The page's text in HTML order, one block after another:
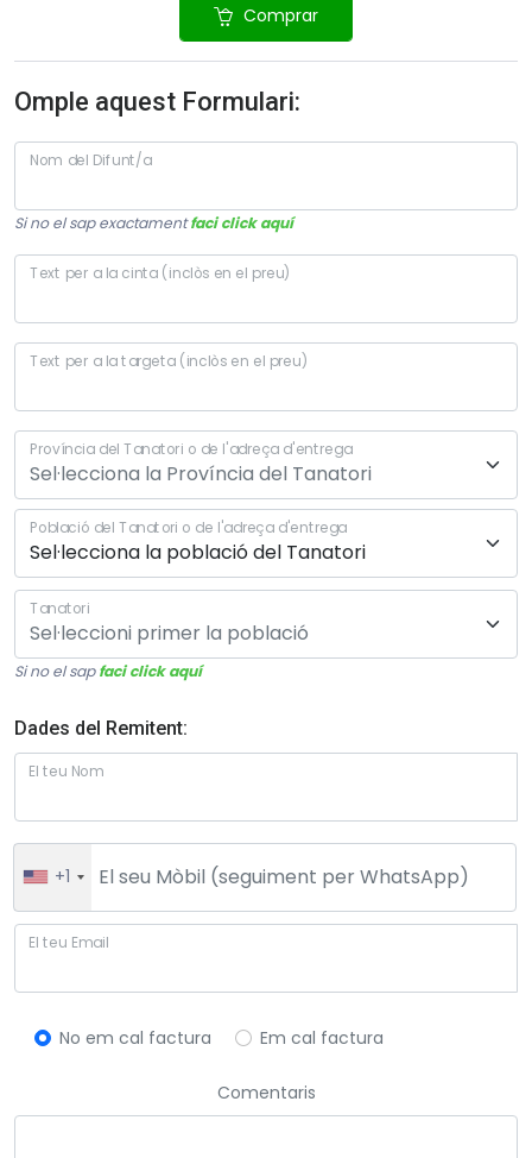
Comprar
Omple aquest Formulari:
Nom del Difunt/a
Si no el sap exactamentfaci click aquí
Text per a la cinta (inclòs en el preu)
Text per a la targeta (inclòs en el preu)
Província del Tanatori o de l'adreça d'entrega
Població del Tanatori o de l'adreça d'entrega
Tanatori
Si no el sapfaci click aquí
Dades del Remitent:
El teu Nom
+1
El teu Email
No em cal factura Em cal factura
Comentaris